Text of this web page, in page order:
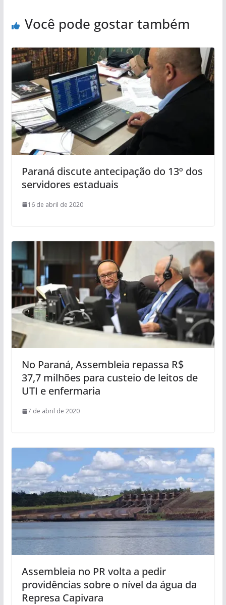
Você pode gostar também
Paraná discute antecipação do 13º dos
servidores estaduais
16 de abril de 2020
No Paraná, Assembleia repassa R$
37,7 milhões para custeio de leitos de
UTI e enfermaria
7 de abril de 2020
Assembleia no PR volta a pedir
providências sobre o nível da água da
Represa Capivara